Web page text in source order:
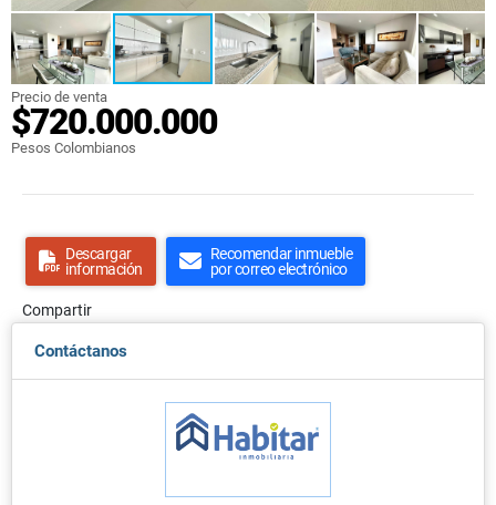
Precio de venta
$720.000.000
Pesos Colombianos
Descargar
información
Recomendar inmueble
por correo electrónico
Compartir
Contáctanos